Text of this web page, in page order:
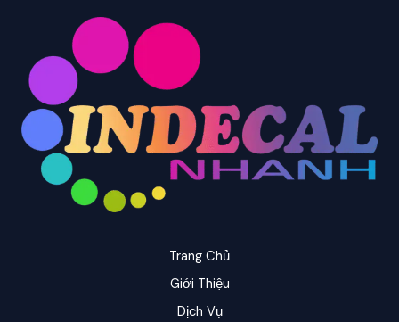
Trang Chủ
Giới Thiệu
Dịch Vụ